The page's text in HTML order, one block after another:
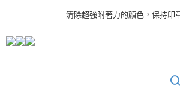
清除超強附著力的顏色，保持印